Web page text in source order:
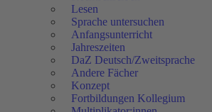
Lesen
Sprache untersuchen
Anfangsunterricht
Jahreszeiten
DaZ Deutsch/Zweitsprache
Andere Fächer
Konzept
Fortbildungen Kollegium